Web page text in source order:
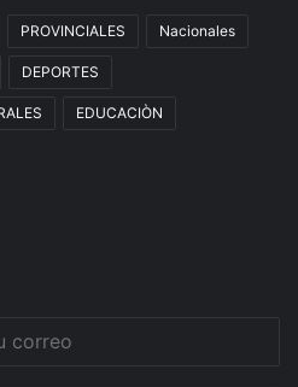
PROVINCIALES Nacionales
DEPORTES
EDUCACIÒN